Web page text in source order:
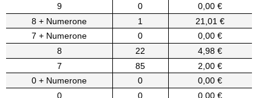
9
0
0,00 €
8 + Numerone
1
21,01 €
7 + Numerone
0
0,00 €
8
22
4,98 €
7
85
2,00 €
0 + Numerone
0
0,00 €
0
0
0,00 €